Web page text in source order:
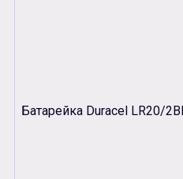
Батарейка Duracel LR20/